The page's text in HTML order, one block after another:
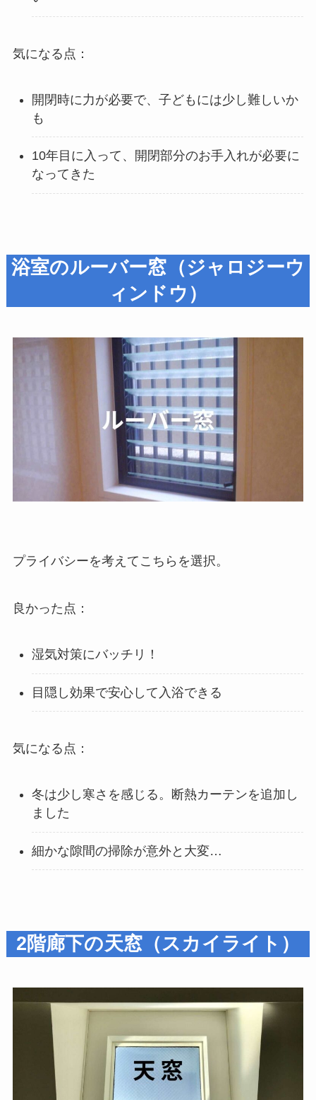
気になる点：
開閉時に力が必要で、子どもには少し難しいか
も
10年目に入って、開閉部分のお手入れが必要に
なってきた
浴室のルーバー窓（ジャロジーウ
ィンドウ）
プライバシーを考えてこちらを選択。
良かった点：
湿気対策にバッチリ！
目隠し効果で安心して入浴できる
気になる点：
冬は少し寒さを感じる。断熱カーテンを追加し
ました
細かな隙間の掃除が意外と大変…
2階廊下の天窓（スカイライト）